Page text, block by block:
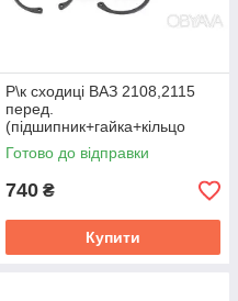
Р\к сходиці ВАЗ 2108,2115
перед.
(підшипник+гайка+кільцо
стопор. 2шт) (пр. EPK
Волжський Стандарт,VPZ)
Готово до відправки
740 ₴
Купити